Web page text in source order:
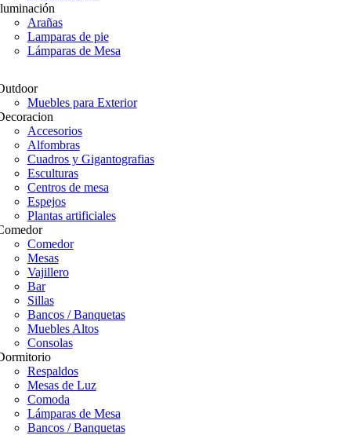
Arañas
Lamparas de pie
Lámparas de Mesa
Muebles para Exterior
Accesorios
Alfombras
Cuadros y Gigantografias
Esculturas
Centros de mesa
Espejos
Plantas artificiales
Comedor
Mesas
Vajillero
Bar
Sillas
Bancos / Banquetas
Muebles Altos
Consolas
Respaldos
Mesas de Luz
Comoda
Lámparas de Mesa
Bancos / Banquetas